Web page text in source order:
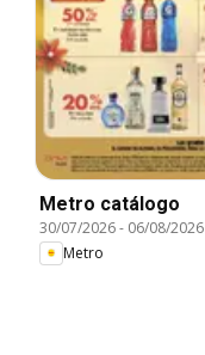
Metro catálogo
30/07/2026- 06/08/2026
Metro